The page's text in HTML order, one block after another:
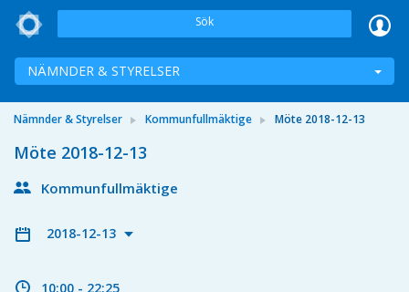
Sök
NÄMNDER & STYRELSER
Nämnder & Styrelser Kommunfullmäktige Möte 2018-12-13
Möte 2018-12-13
Kommunfullmäktige
2018-12-13
10:00 - 22:25